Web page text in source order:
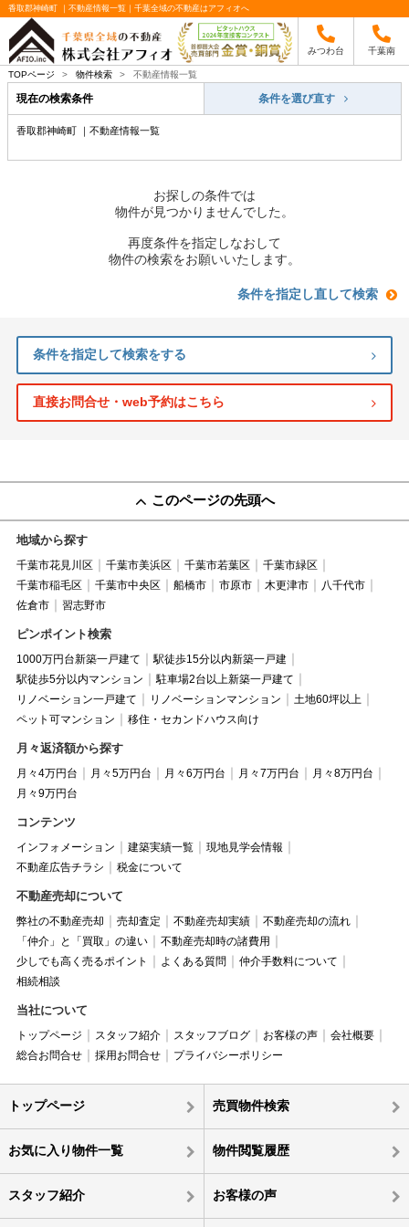
香取郡神崎町 ｜不動産情報一覧｜千葉全域の不動産はアフィオへ
みつわ台 千葉南
TOPページ > 物件検索 > 不動産情報一覧
現在の検索条件 条件を選び直す
香取郡神崎町 ｜不動産情報一覧
お探しの条件では
物件が見つかりませんでした。
再度条件を指定しなおして
物件の検索をお願いいたします。
条件を指定し直して検索
条件を指定して検索をする
直接お問合せ・web予約はこちら
このページの先頭へ
地域から探す
千葉市花見川区 千葉市美浜区 千葉市若葉区
千葉市緑区
千葉市稲毛区
千葉市中央区 船橋市 市原市 木更津市
八千代市
佐倉市
習志野市
ピンポイント検索
1000万円台新築一戸建て
駅徒歩15分以内新築一戸建
駅徒歩5分以内マンション
駐車場2台以上新築一戸建て
リノベーション一戸建て
リノベーションマンション
土地60坪以上
ペット可マンション
移住・セカンドハウス向け
月々返済額から探す
月々4万円台 月々5万円台 月々6万円台 月々7万円台
月々8万円台
月々9万円台
コンテンツ
インフォメーション 建築実績一覧
現地見学会情報
不動産広告チラシ
税金について
不動産売却について
弊社の不動産売却 売却査定 不動産売却実績
不動産売却の流れ
「仲介」と「買取」の違い
不動産売却時の諸費用
少しでも高く売るポイント
よくある質問
仲介手数料について
相続相談
当社について
トップページ スタッフ紹介 スタッフブログ お客様の声
会社概要
総合お問合せ
採用お問合せ プライバシーポリシー
トップページ 売買物件検索
お気に入り物件一覧 物件閲覧履歴
スタッフ紹介 お客様の声